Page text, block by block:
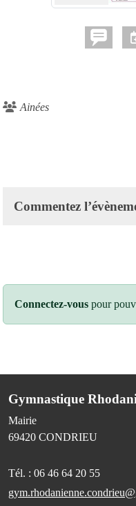
Ainées
Commentez
Connectez-vous pour
Gymnastique
Mairie
69420 CONDRIEU
Tél. : 06 46 64 20 55